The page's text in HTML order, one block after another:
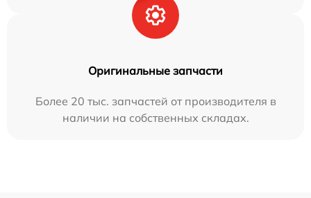
Оригинальные запчасти
Более 20 тыс. запчастей от производителя в
наличии на собственных складах.